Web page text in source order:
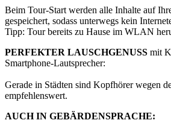
Beim Tour-Start werden alle Inhalte auf
gespeichert, sodass unterwegs kein
Tipp: Tour bereits zu Hause im WLAN
PERFEKTER LAUSCHGENUSS mit
Smartphone-Lautsprecher:
Gerade in Städten sind Kopfhörer wegen
empfehlenswert.
AUCH IN GEBÄRDENSPRACHE: